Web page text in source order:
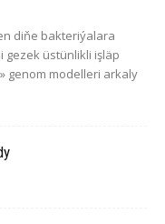
diňe bakteriýalara
üstünlikli işläp
genom modelleri arkaly